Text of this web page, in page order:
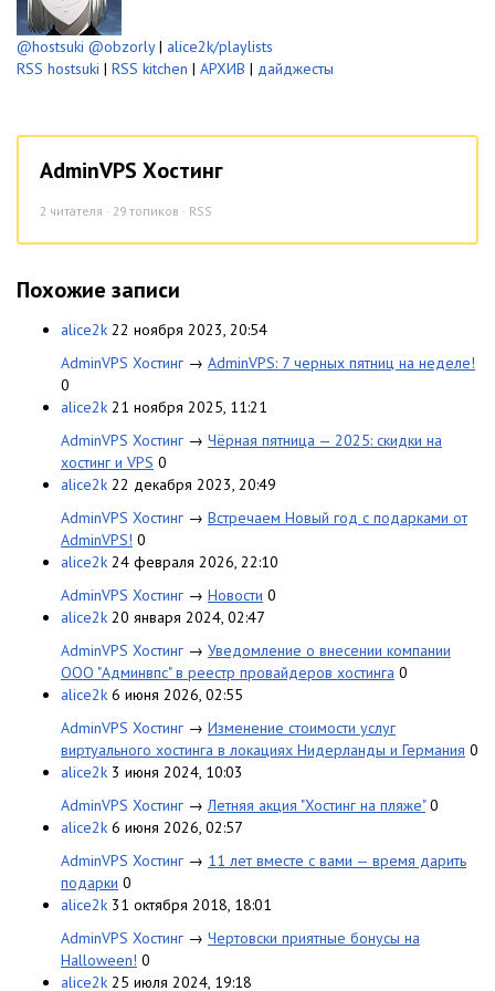
@hostsuki @obzorly| alice2k/playlists
RSS hostsuki | RSS kitchen | АРХИВ | дайджесты
AdminVPS Хостинг
2 читателя · 29 топиков · RSS
Похожие записи
alice2k 22 ноября 2023, 20:54
AdminVPS Хостинг → AdminVPS: 7 черных пятниц на неделе!
0
alice2k 21 ноября 2025, 11:21
AdminVPS Хостинг → Чёрная пятница — 2025: скидки на
хостинг и VPS 0
alice2k 22 декабря 2023, 20:49
AdminVPS Хостинг → Встречаем Новый год с подарками от
AdminVPS! 0
alice2k 24 февраля 2026, 22:10
AdminVPS Хостинг → Новости 0
alice2k 20 января 2024, 02:47
AdminVPS Хостинг → Уведомление о внесении компании
ООО "Админвпс" в реестр провайдеров хостинга 0
alice2k 6 июня 2026, 02:55
AdminVPS Хостинг → Изменение стоимости услуг
виртуального хостинга в локациях Нидерланды и Германия 0
alice2k 3 июня 2024, 10:03
AdminVPS Хостинг →Летняя акция "Хостинг на пляже" 0
alice2k 6 июня 2026, 02:57
AdminVPS Хостинг → 11 лет вместе с вами — время дарить
подарки 0
alice2k 31 октября 2018, 18:01
AdminVPS Хостинг → Чертовски приятные бонусы на
Halloween! 0
alice2k 25 июля 2024, 19:18